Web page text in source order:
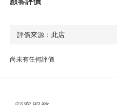
尚未有任何評價